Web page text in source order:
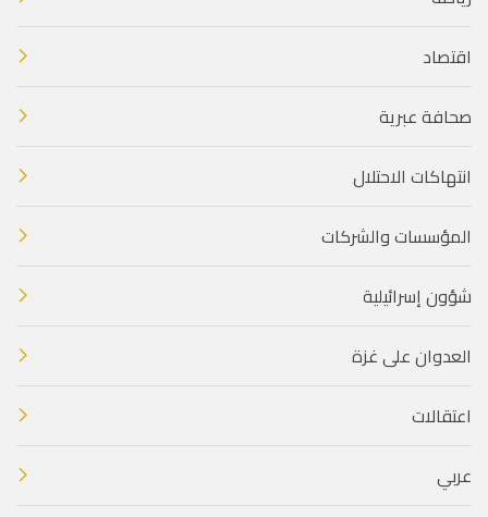
اقتصاد
صحافة عبرية
انتهاكات الاحتلال
المؤسسات والشركات
شؤون إسرائيلية
العدوان على غزة
اعتقالات
عربي